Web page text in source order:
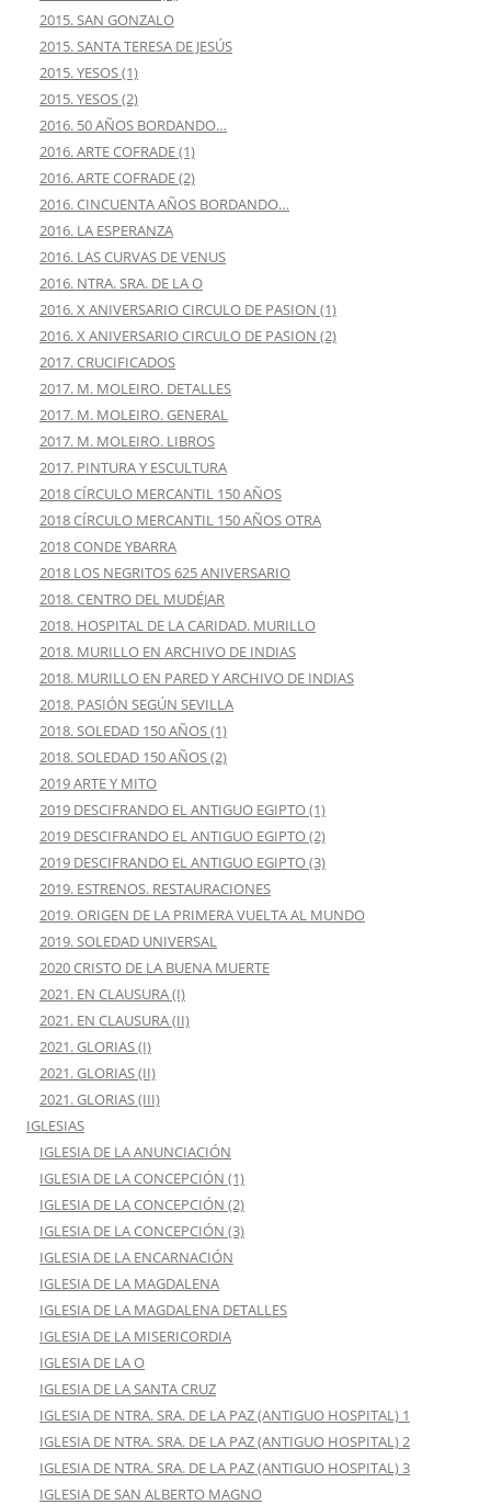
2015. SAN GONZALO
2015. SANTA TERESA DE JESÚS
2015. YESOS (1)
2015. YESOS (2)
2016. 50 AÑOS BORDANDO…
2016. ARTE COFRADE (1)
2016. ARTE COFRADE (2)
2016. CINCUENTA AÑOS BORDANDO…
2016. LA ESPERANZA
2016. LAS CURVAS DE VENUS
2016. NTRA. SRA. DE LA O
2016. X ANIVERSARIO CIRCULO DE PASION (1)
2016. X ANIVERSARIO CIRCULO DE PASION (2)
2017. CRUCIFICADOS
2017. M. MOLEIRO. DETALLES
2017. M. MOLEIRO. GENERAL
2017. M. MOLEIRO. LIBROS
2017. PINTURA Y ESCULTURA
2018 CÍRCULO MERCANTIL 150 AÑOS
2018 CÍRCULO MERCANTIL 150 AÑOS OTRA
2018 CONDE YBARRA
2018 LOS NEGRITOS 625 ANIVERSARIO
2018. CENTRO DEL MUDÉJAR
2018. HOSPITAL DE LA CARIDAD. MURILLO
2018. MURILLO EN ARCHIVO DE INDIAS
2018. MURILLO EN PARED Y ARCHIVO DE INDIAS
2018. PASIÓN SEGÚN SEVILLA
2018. SOLEDAD 150 AÑOS (1)
2018. SOLEDAD 150 AÑOS (2)
2019 ARTE Y MITO
2019 DESCIFRANDO EL ANTIGUO EGIPTO (1)
2019 DESCIFRANDO EL ANTIGUO EGIPTO (2)
2019 DESCIFRANDO EL ANTIGUO EGIPTO (3)
2019. ESTRENOS. RESTAURACIONES
2019. ORIGEN DE LA PRIMERA VUELTA AL MUNDO
2019. SOLEDAD UNIVERSAL
2020 CRISTO DE LA BUENA MUERTE
2021. EN CLAUSURA (I)
2021. EN CLAUSURA (II)
2021. GLORIAS (I)
2021. GLORIAS (II)
2021. GLORIAS (III)
IGLESIAS
IGLESIA DE LA ANUNCIACIÓN
IGLESIA DE LA CONCEPCIÓN (1)
IGLESIA DE LA CONCEPCIÓN (2)
IGLESIA DE LA CONCEPCIÓN (3)
IGLESIA DE LA ENCARNACIÓN
IGLESIA DE LA MAGDALENA
IGLESIA DE LA MAGDALENA DETALLES
IGLESIA DE LA MISERICORDIA
IGLESIA DE LA O
IGLESIA DE LA SANTA CRUZ
IGLESIA DE NTRA. SRA. DE LA PAZ (ANTIGUO HOSPITAL) 1
IGLESIA DE NTRA. SRA. DE LA PAZ (ANTIGUO HOSPITAL) 2
IGLESIA DE NTRA. SRA. DE LA PAZ (ANTIGUO HOSPITAL) 3
IGLESIA DE SAN ALBERTO MAGNO